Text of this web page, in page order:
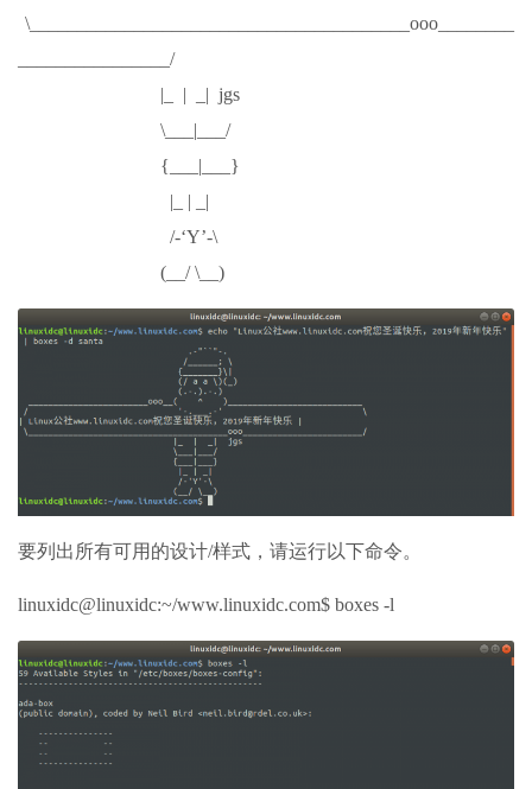
\________________________________________ooo________
________________/
|_ | _| jgs
\___|___/
{___|___}
|_ | _|
/-‘Y’-\
(__/ \__)
要列出所有可用的设计/样式，请运行以下命令。
linuxidc@linuxidc:~/www.linuxidc.com$ boxes -l